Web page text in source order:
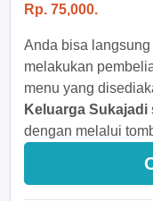
Rp. 75,000.
Anda bisa
melakukan
menu yang
Keluarga Sukajadi
dengan melalui